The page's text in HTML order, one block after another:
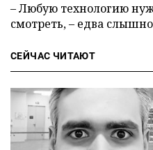
– Любую технологию
смотреть, – едва
СЕЙЧАС ЧИТАЮТ